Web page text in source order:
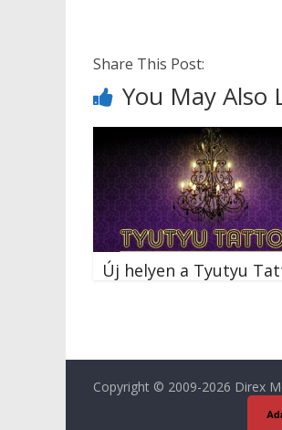
Share This Post:
You May Also
Új helyen a Tyutyu
Copyright © 2009-2026 Direx